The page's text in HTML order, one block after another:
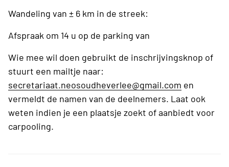
Wandeling van ± 6 km in de streek:
Afspraak om 14 u op de parking van
Wie mee wil doen gebruikt de inschrijvingsknop of
stuurt een mailtje naar:
secretariaat.neosoudheverlee@gmail.com en
vermeldt de namen van de deelnemers. Laat ook
weten indien je een plaatsje zoekt of aanbiedt voor
carpooling.